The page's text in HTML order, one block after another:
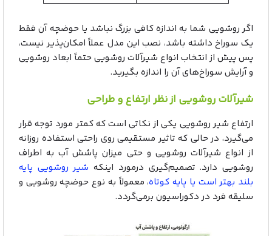
اگر روشویی شما به اندازه کافی بزرگ نباشد یا حوضچه آن فقط
یک سوراخ داشته باشد، نصب این مدل عملاً امکان‌پذیر نیست،
پس پیش از انتخاب انواع شیرآلات روشویی حتماً ابعاد روشویی
و آرایش سوراخ‌های آن را اندازه بگیرید.
شیرآلات روشویی از نظر ارتفاع و طراحی
ارتفاع شیر روشویی یکی از نکاتی است که کمتر مورد توجه قرار
می‌گیرد، در حالی که تاثیر مستقیمی روی راحتی استفاده روزانه
از انواع شیرآلات روشویی و حتی میزان پاشش آب به اطراف
روشویی دارد. تصمیم‌گیری درمورد اینکه شیر روشویی پایه
بلند بهتر است یا پایه کوتاه، معمولاً به نوع حوضچه روشویی و
سلیقه فرد در دکوراسیون برمی‌گردد.